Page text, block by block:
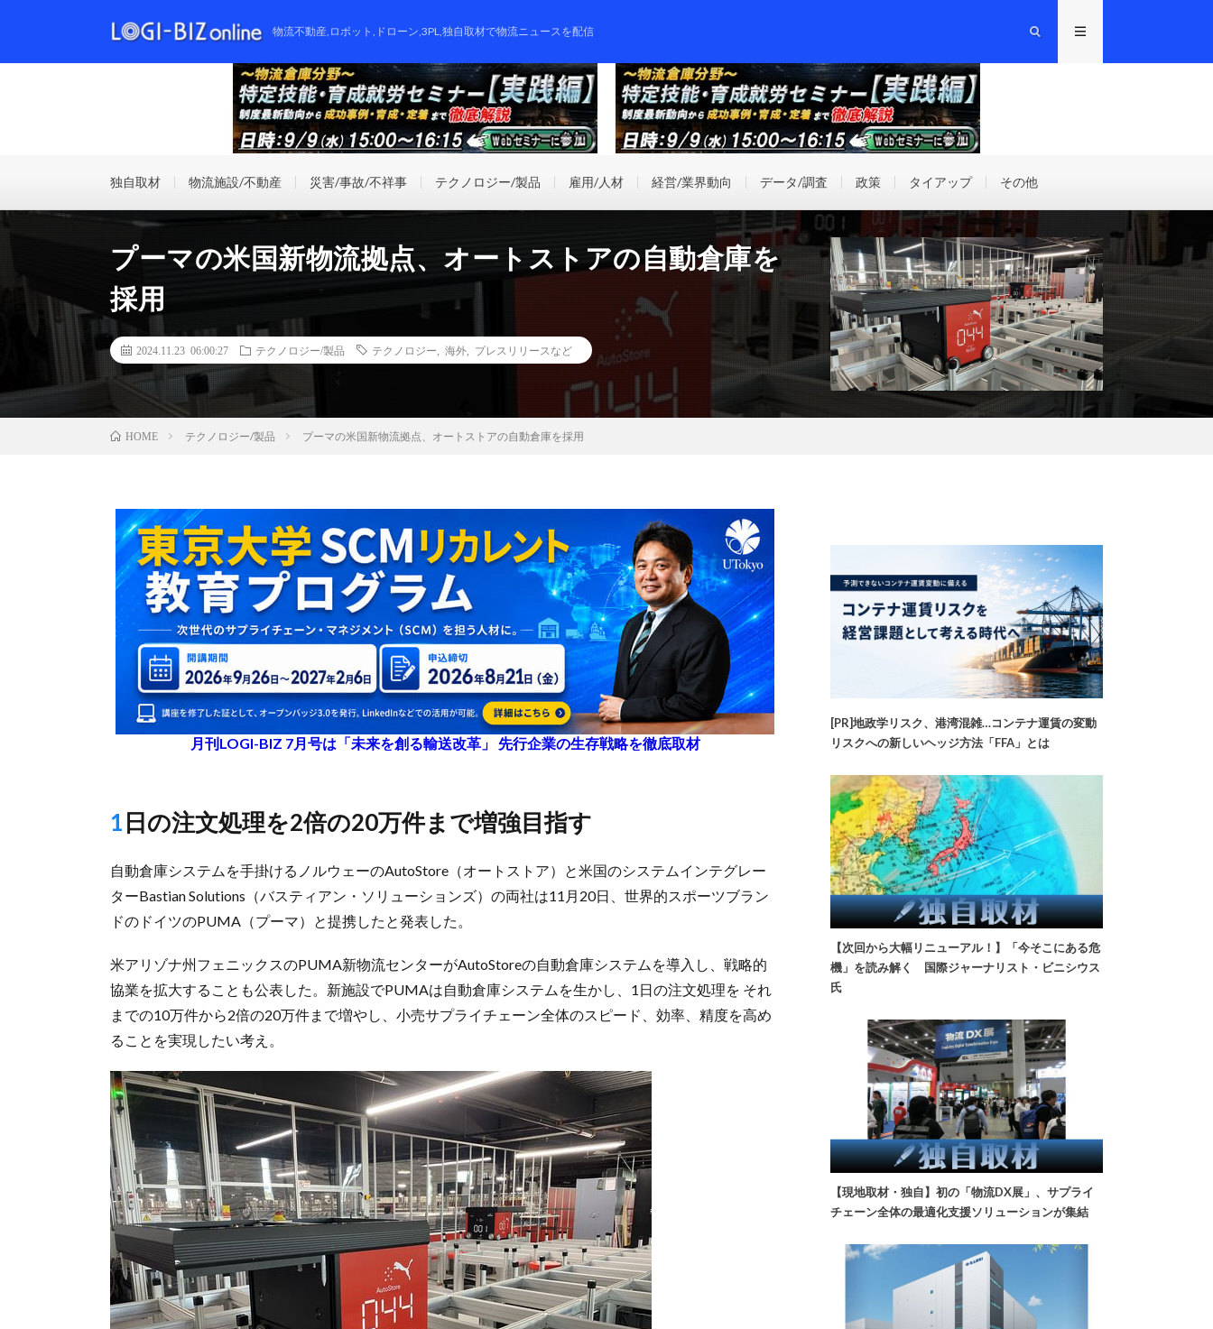
物流不動産,ロボット,ドローン,3PL,独自取材で物流ニュースを配信
独自取材 物流施設/不動産 災害/事故/不祥事 テクノロジー/製品 雇用/人材 経営/業界動向 データ/調査 政策 タイアップ その他
プーマの米国新物流拠点、オートストアの自動倉庫を
採用
2024.11.23 06:00:27 テクノロジー/製品 テクノロジー 海外 プレスリリースなど
HOME テクノロジー/製品 プーマの米国新物流拠点、オートストアの自動倉庫を採用
月刊LOGI-BIZ 7月号は「未来を創る輸送改革」 先行企業の生存戦略を徹底取材
1日の注文処理を2倍の20万件まで増強目指す
自動倉庫システムを手掛けるノルウェーのAutoStore（オートストア）と米国のシステムインテグレー
ターBastian Solutions（バスティアン・ソリューションズ）の両社は11月20日、世界的スポーツブラン
ドのドイツのPUMA（プーマ）と提携したと発表した。
米アリゾナ州フェニックスのPUMA新物流センターがAutoStoreの自動倉庫システムを導入し、戦略的
協業を拡大することも公表した。新施設でPUMAは自動倉庫システムを生かし、1日の注文処理を それ
までの10万件から2倍の20万件まで増やし、小売サプライチェーン全体のスピード、効率、精度を高め
ることを実現したい考え。
[PR]地政学リスク、港湾混雑…コンテナ運賃の変動
リスクへの新しいヘッジ方法「FFA」とは
【次回から大幅リニューアル！】「今そこにある危
機」を読み解く 国際ジャーナリスト・ビニシウス
氏
【現地取材・独自】初の「物流DX展」、サプライ
チェーン全体の最適化支援ソリューションが集結